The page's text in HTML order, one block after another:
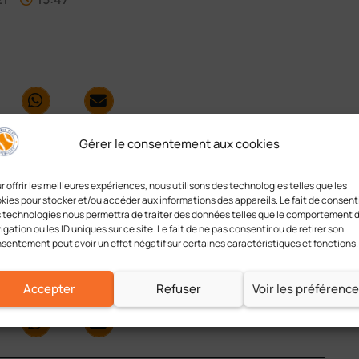
Gérer le consentement aux cookies
offrir les meilleures expériences, nous utilisons des technologies telles que les
pour stocker et/ou accéder aux informations des appareils. Le fait de
technologies nous permettra de traiter des données telles que le comportement
ou les ID uniques sur ce site. Le fait de ne pas consentir ou de retirer son
peut avoir un effet négatif sur certaines caractéristiques et fonctions.
Accepter Refuser Voir les
relancées !
jeunes reprennent !
que nous ne manquerons pas de soutenir.
les jeunes et les adultes !